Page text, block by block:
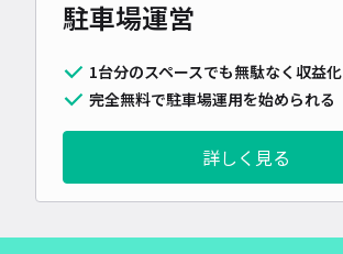
駐車場運営
1台分のスペースでも無駄なく収益化
完全無料で駐車場運用を始められる
詳しく見る